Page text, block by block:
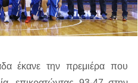
έκανε την πρεμιέρα που